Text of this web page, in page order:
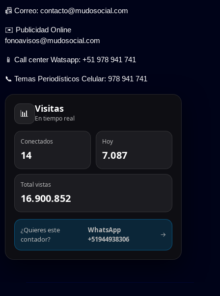
📠 Correo: contacto@mudosocial.com
✉️ Publicidad Online
fonoavisos@mudosocial.com
📱 Call center Watsapp: +51 978 941 741
📞 Temas Periodísticos Celular: 978 941 741
📊 Visitas
En tiempo real
Conectados
14
Hoy
7.087
Total vistas
16.900.852
¿Quieres este
contador?
WhatsApp
+51944938306
→